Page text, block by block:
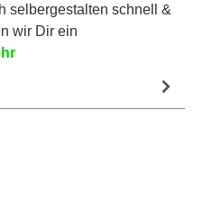
selbergestalten schnell &
wir Dir ein